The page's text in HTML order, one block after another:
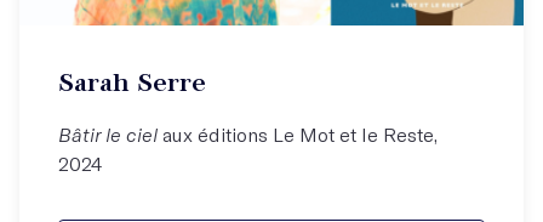
Sarah Serre
Bâtir le ciel aux éditions Le Mot et le Reste,
2024